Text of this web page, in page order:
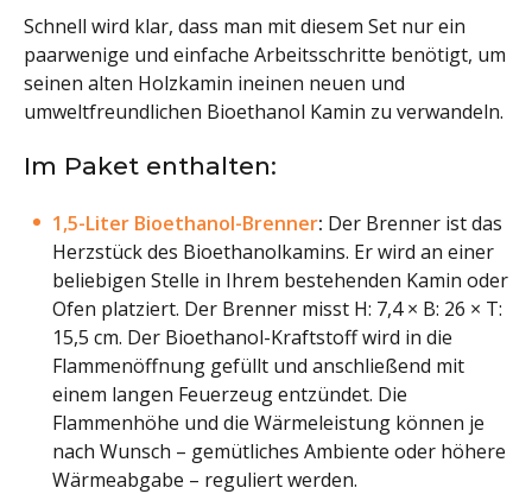
Schnell wird klar, dass man mit diesem Set nur ein
paarwenige und einfache Arbeitsschritte benötigt, um
seinen alten Holzkamin ineinen neuen und
umweltfreundlichen Bioethanol Kamin zu verwandeln.
Im Paket enthalten:
1,5-Liter Bioethanol-Brenner: Der Brenner ist das
Herzstück des Bioethanolkamins. Er wird an einer
beliebigen Stelle in Ihrem bestehenden Kamin oder
Ofen platziert. Der Brenner misst H: 7,4 × B: 26 × T:
15,5 cm. Der Bioethanol-Kraftstoff wird in die
Flammenöffnung gefüllt und anschließend mit
einem langen Feuerzeug entzündet. Die
Flammenhöhe und die Wärmeleistung können je
nach Wunsch – gemütliches Ambiente oder höhere
Wärmeabgabe – reguliert werden.